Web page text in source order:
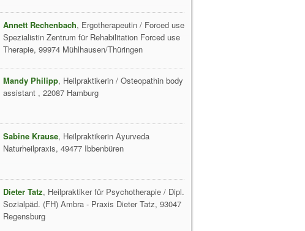
Annett Rechenbach, Ergotherapeutin / Forced use
Spezialistin Zentrum für Rehabilitation Forced use
Therapie, 99974 Mühlhausen/Thüringen
Mandy Philipp, Heilpraktikerin / Osteopathin body
assistant , 22087 Hamburg
Sabine Krause, Heilpraktikerin Ayurveda
Naturheilpraxis, 49477 Ibbenbüren
Dieter Tatz, Heilpraktiker für Psychotherapie / Dipl.
Sozialpäd. (FH) Ambra - Praxis Dieter Tatz, 93047
Regensburg